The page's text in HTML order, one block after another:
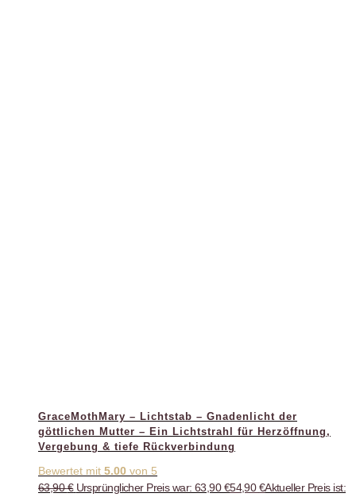
GraceMothMary – Lichtstab – Gnadenlicht der
göttlichen Mutter – Ein Lichtstrahl für Herzöffnung,
Vergebung & tiefe Rückverbindung
Bewertet mit 5.00 von 5
63,90€ Ursprünglicher Preis war: 63,90 €54,90€Aktueller Preis ist: